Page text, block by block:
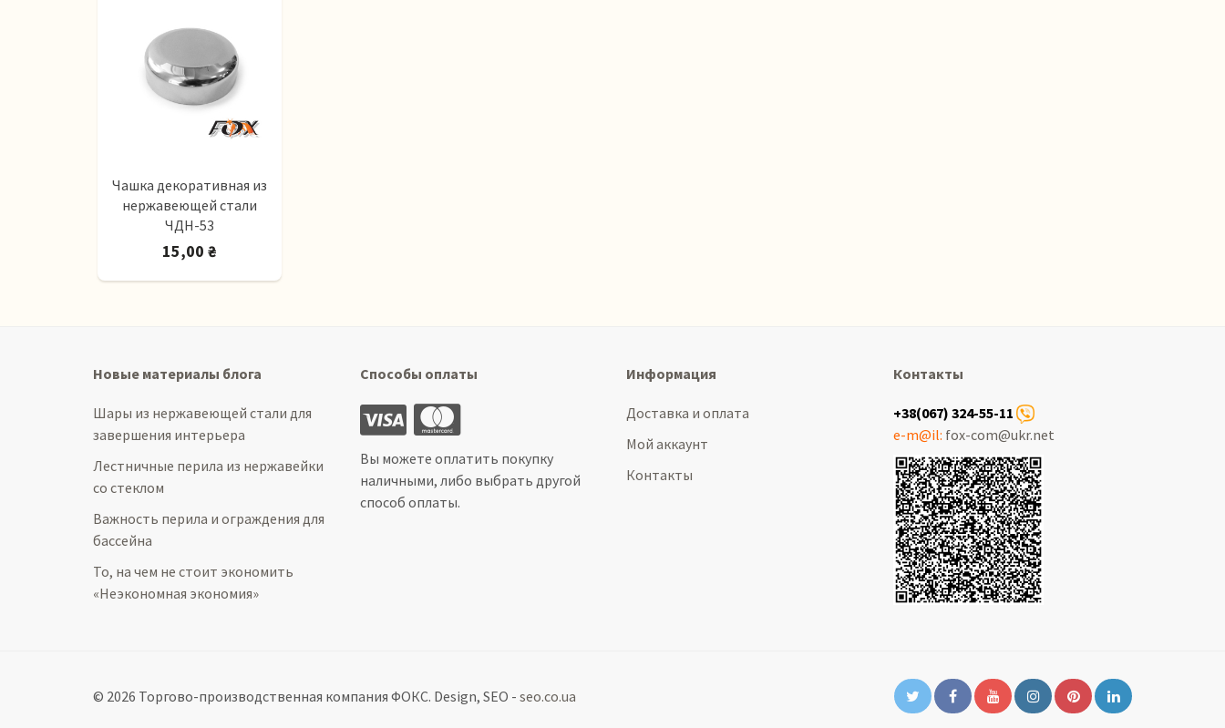
Чашка декоративная из
нержавеющей стали
ЧДН-53
15,00 ₴
Новые материалы блога
Шары из нержавеющей стали для
завершения интерьера
Лестничные перила из нержавейки
со стеклом
Важность перила и ограждения для
бассейна
То, на чем не стоит экономить
«Неэкономная экономия»
Способы оплаты
Вы можете оплатить покупку
наличными, либо выбрать другой
способ оплаты.
Информация
Доставка и оплата
Мой аккаунт
Контакты
Контакты
+38(067) 324-55-11
e-m@il: fox-com@ukr.net
© 2026 Торгово-производственная компания ФОКС. Design, SEO - seo.co.ua